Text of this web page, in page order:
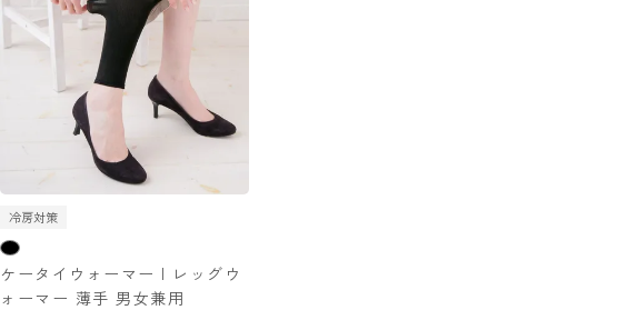
冷房対策
ケータイウォーマー | レッグウ
ォーマー 薄手 男女兼用